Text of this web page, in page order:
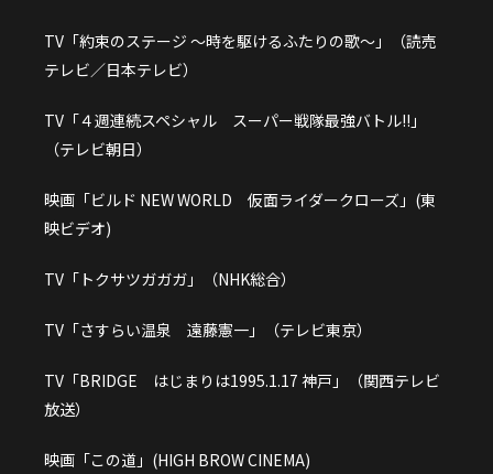
TV「約束のステージ ～時を駆けるふたりの歌～」（読売
テレビ／日本テレビ）
TV「４週連続スペシャル スーパー戦隊最強バトル!!」
（テレビ朝日）
映画「ビルド NEW WORLD 仮面ライダークローズ」(東
映ビデオ)
TV「トクサツガガガ」（NHK総合）
TV「さすらい温泉 遠藤憲一」（テレビ東京）
TV「BRIDGE はじまりは1995.1.17 神戸」（関西テレビ
放送）
映画「この道」(HIGH BROW CINEMA)